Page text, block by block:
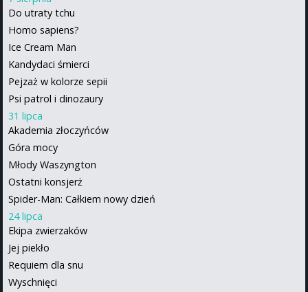
Do utraty tchu
Homo sapiens?
Ice Cream Man
Kandydaci śmierci
Pejzaż w kolorze sepii
Psi patrol i dinozaury
31 lipca
Akademia złoczyńców
Góra mocy
Młody Waszyngton
Ostatni konsjerż
Spider-Man: Całkiem nowy dzień
24 lipca
Ekipa zwierzaków
Jej piekło
Requiem dla snu
Wyschnięci